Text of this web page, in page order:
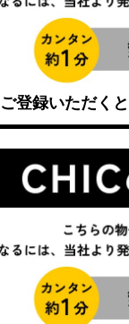
ご登録いただくと